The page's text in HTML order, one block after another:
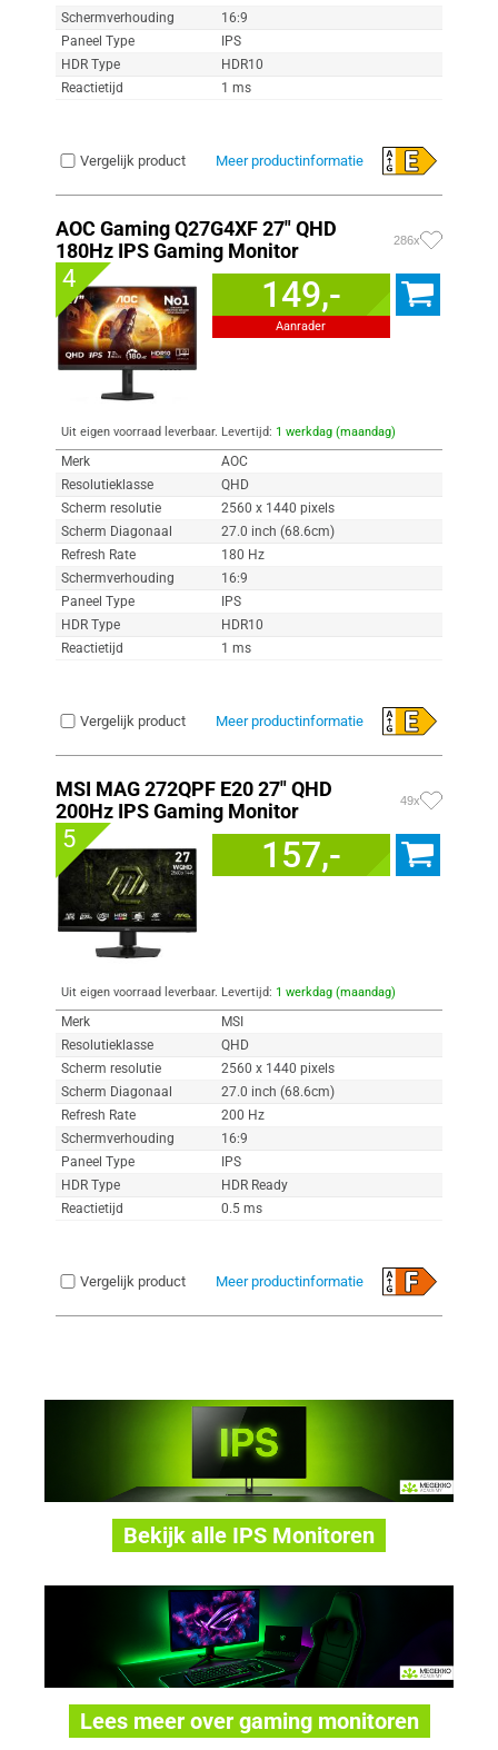
Schermverhouding
16:9
Paneel Type
IPS
HDR Type
HDR10
Reactietijd
1 ms
Vergelijk product Meer productinformatie
AOC Gaming Q27G4XF 27" QHD
180Hz IPS Gaming Monitor
286x
4 149,-
Aanrader
Uit eigen voorraad leverbaar. Levertijd: 1 werkdag (maandag)
Merk
AOC
Resolutieklasse
QHD
Scherm resolutie
2560 x 1440 pixels
Scherm Diagonaal
27.0 inch (68.6cm)
Refresh Rate
180 Hz
Schermverhouding
16:9
Paneel Type
IPS
HDR Type
HDR10
Reactietijd
1 ms
Vergelijk product Meer productinformatie
MSI MAG 272QPF E20 27" QHD
200Hz IPS Gaming Monitor
49x
5 157,-
Uit eigen voorraad leverbaar. Levertijd: 1 werkdag (maandag)
Merk
MSI
Resolutieklasse
QHD
Scherm resolutie
2560 x 1440 pixels
Scherm Diagonaal
27.0 inch (68.6cm)
Refresh Rate
200 Hz
Schermverhouding
16:9
Paneel Type
IPS
HDR Type
HDR Ready
Reactietijd
0.5 ms
Vergelijk product Meer productinformatie
Bekijk alle IPS Monitoren
Lees meer over gaming monitoren